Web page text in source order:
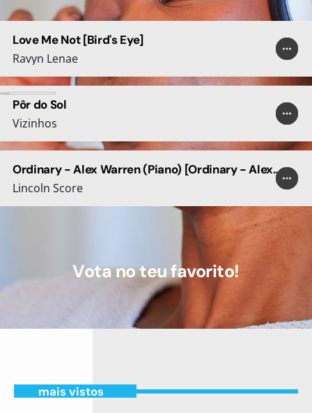
Love Me Not [Bird's Eye]
Ravyn Lenae
more_horiz
favorite
play_arrow
Pôr do Sol
Vizinhos
more_horiz
favorite
play_arrow
Ordinary - Alex Warren (Piano) [Ordinary - Alex
Warren (Piano) - Single]
Lincoln Score
more_horiz
favorite
play_arrow
Vota no teu favorito!
mais vistos